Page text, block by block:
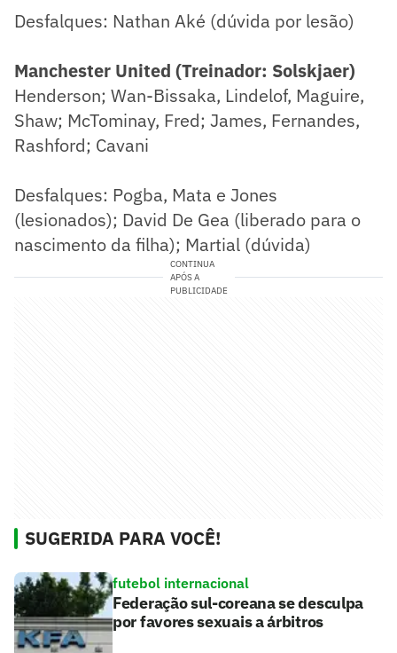
Desfalques: Nathan Aké (dúvida por lesão)
Manchester United (Treinador: Solskjaer)
Henderson; Wan-Bissaka, Lindelof, Maguire,
Shaw; McTominay, Fred; James, Fernandes,
Rashford; Cavani
Desfalques: Pogba, Mata e Jones
(lesionados); David De Gea (liberado para o
nascimento da filha); Martial (dúvida)
CONTINUA
APÓS A
PUBLICIDADE
SUGERIDA PARA VOCÊ!
futebol internacional
Federação sul-coreana se desculpa
por favores sexuais a árbitros